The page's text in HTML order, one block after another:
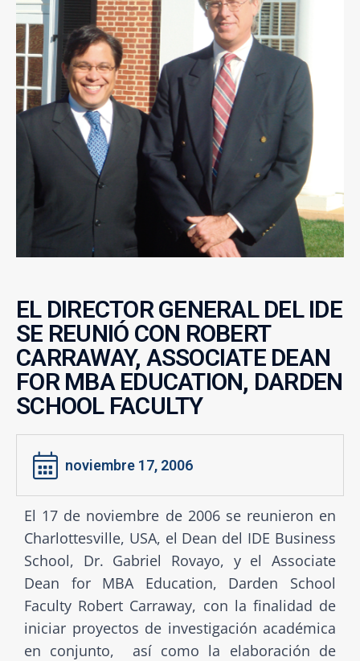
EL DIRECTOR GENERAL DEL IDE
SE REUNIÓ CON ROBERT
CARRAWAY, ASSOCIATE DEAN
FOR MBA EDUCATION, DARDEN
SCHOOL FACULTY
noviembre 17, 2006
El 17 de noviembre de 2006 se reunieron en
Charlottesville, USA, el Dean del IDE Business
School, Dr. Gabriel Rovayo, y el Associate
Dean for MBA Education, Darden School
Faculty Robert Carraway, con la finalidad de
iniciar proyectos de investigación académica
en conjunto, así como la elaboración de